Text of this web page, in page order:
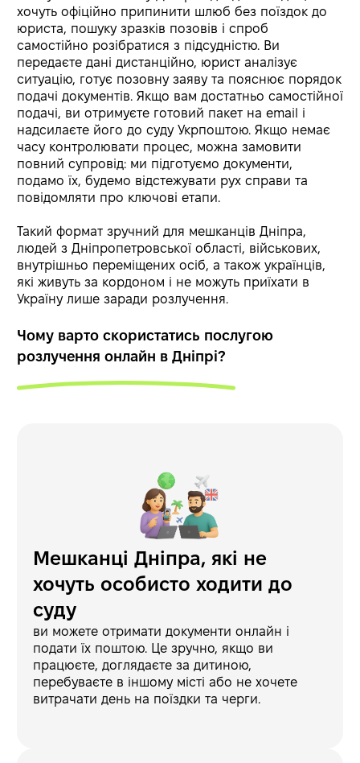
хочуть офіційно припинити шлюб без поїздок до
юриста, пошуку зразків позовів і спроб
самостійно розібратися з підсудністю. Ви
передаєте дані дистанційно, юрист аналізує
ситуацію, готує позовну заяву та пояснює порядок
подачі документів. Якщо вам достатньо самостійної
подачі, ви отримуєте готовий пакет на email і
надсилаєте його до суду Укрпоштою. Якщо немає
часу контролювати процес, можна замовити
повний супровід: ми підготуємо документи,
подамо їх, будемо відстежувати рух справи та
повідомляти про ключові етапи.
Такий формат зручний для мешканців Дніпра,
людей з Дніпропетровської області, військових,
внутрішньо переміщених осіб, а також українців,
які живуть за кордоном і не можуть приїхати в
Україну лише заради розлучення.
Чому варто скористатись послугою
розлучення онлайн в Дніпрі?
Мешканці Дніпра, які не
хочуть особисто ходити до
суду
ви можете отримати документи онлайн і
подати їх поштою. Це зручно, якщо ви
працюєте, доглядаєте за дитиною,
перебуваєте в іншому місті або не хочете
витрачати день на поїздки та черги.